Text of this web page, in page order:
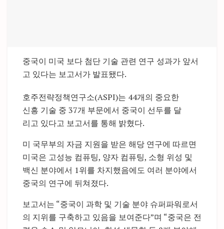
중국이 미국 보다 첨단 기술 관련 연구 성과가 앞서
고 있다는 보고서가 발표됐다.
호주전략정책연구소(ASPI)는 44개의 중요한
신흥 기술 중 37개 부문에서 중국이 선두를 달
리고 있다고 보고서를 통해 밝혔다.
미 국무부의 자금 지원을 받은 해당 연구에 따르면
미국은 고성능 컴퓨팅, 양자 컴퓨팅, 소형 위성 및
백신 분야에서 1위를 차지했음에도 여러 분야에서
중국의 연구에 뒤쳐졌다.
보고서는 “중국이 과학 및 기술 분야 슈퍼파워로서
의 지위를 구축하고 있음을 보여준다”며 “중국은 전